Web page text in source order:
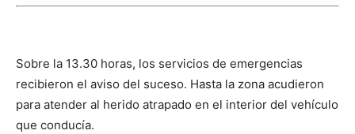
Sobre la 13.30 horas, los servicios de emergencias
recibieron el aviso del suceso. Hasta la zona acudieron
para atender al herido atrapado en el interior del vehículo
que conducía.